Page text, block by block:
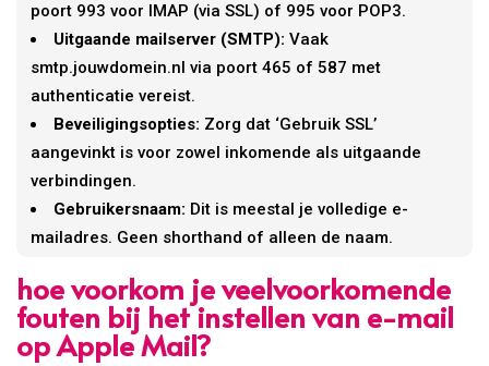
poort 993 voor IMAP (via SSL) of 995 voor POP3.
Uitgaande mailserver (SMTP): Vaak
smtp.jouwdomein.nl via poort 465 of 587 met
authenticatie vereist.
Beveiligingsopties: Zorg dat ‘Gebruik SSL’
aangevinkt is voor zowel inkomende als uitgaande
verbindingen.
Gebruikersnaam: Dit is meestal je volledige e-
mailadres. Geen shorthand of alleen de naam.
hoe voorkom je veelvoorkomende
fouten bij het instellen van e-mail
op Apple Mail?